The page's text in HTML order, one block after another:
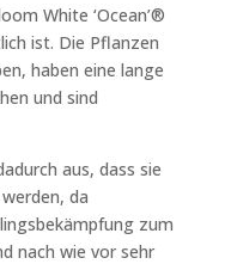
White ‘Ocean’®
ist. Die Pflanzen
haben eine lange
und sind
aus, dass sie
da
zum
nach wie vor sehr